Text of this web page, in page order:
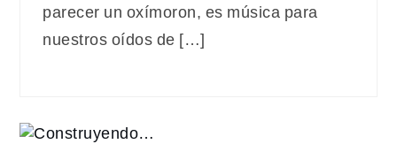
parecer un oxímoron, es música para
nuestros oídos de […]